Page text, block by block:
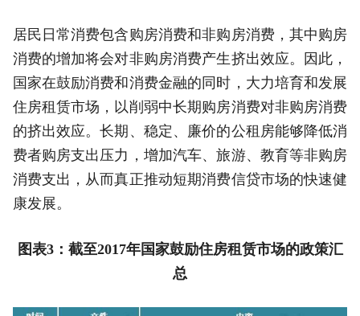
居民日常消费包含购房消费和非购房消费，其中购房
消费的增加将会对非购房消费产生挤出效应。因此，
国家在鼓励消费和消费金融的同时，大力培育和发展
住房租赁市场，以削弱中长期购房消费对非购房消费
的挤出效应。长期、稳定、廉价的公租房能够降低消
费者购房支出压力，增加汽车、旅游、教育等非购房
消费支出，从而真正推动短期消费信贷市场的快速健
康发展。
图表3：截至2017年国家鼓励住房租赁市场的政策汇
总